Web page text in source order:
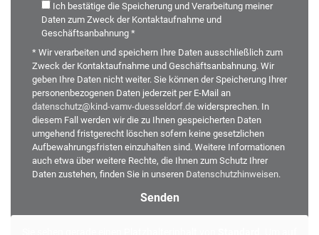
Ich bestätige die Speicherung und Verarbeitung meiner
Daten zum Zweck der Kontaktaufnahme und
Geschäftsanbahnung *
* Wir verarbeiten und speichern Ihre Daten ausschließlich zum
Zweck der Kontaktaufnahme und Geschäftsanbahnung. Wir
geben Ihre Daten nicht weiter. Sie können der Speicherung Ihrer
personenbezogenen Daten jederzeit per E-Mail an
datenschutz@kind-vamv-duesseldorf.de widersprechen. In
diesem Fall werden wir die zu Ihnen gespeicherten Daten
umgehend fristgerecht löschen sofern keine gesetzlichen
Aufbewahrungsfristen einzuhalten sind. Weitere Informationen
auch etwa über weitere Rechte, die Ihnen zum Schutz Ihrer
Daten zustehen, finden Sie in unseren Datenschutzhinweisen.